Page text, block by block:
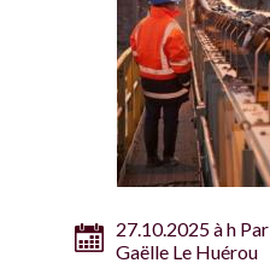
27.10.2025 à h Par
Gaëlle Le Huérou